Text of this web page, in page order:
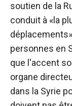
soutien de la
conduit à «la
personnes en
que l'accent
organe
dans la Syrie